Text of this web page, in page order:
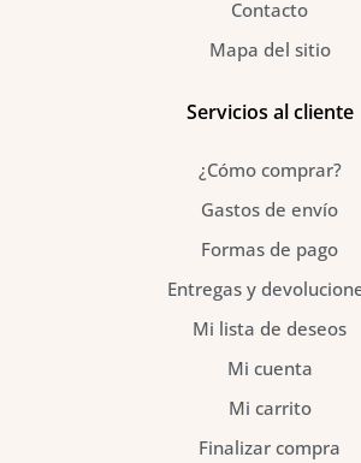
Contacto
Mapa del sitio
Servicios al cliente
¿Cómo comprar?
Gastos de envío
Formas de pago
Entregas y
Mi lista de deseos
Mi cuenta
Mi carrito
Finalizar compra